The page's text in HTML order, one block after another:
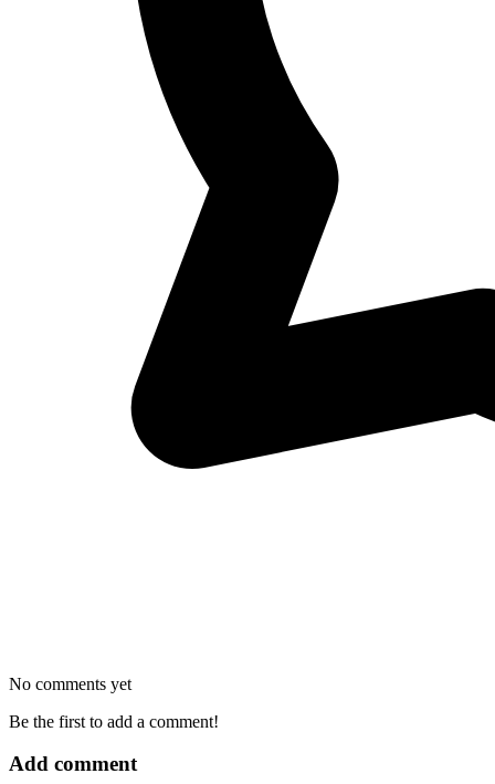
No comments yet
Be the first to add a comment!
Add comment